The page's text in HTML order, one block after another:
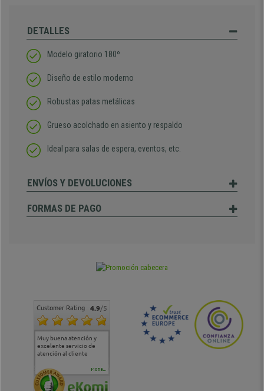
DETALLES
Modelo giratorio 180º
Diseño de estilo moderno
Robustas patas metálicas
Grueso acolchado en asiento y respaldo
Ideal para salas de espera, eventos, etc.
ENVÍOS Y DEVOLUCIONES
FORMAS DE PAGO
Customer Rating 4.9/5
Muy buena atención y
excelente servicio de
atención al cliente
Muy buena atención de
cara al asesoramiento
Si estoy contento
MORE...